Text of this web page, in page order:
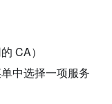
CA）
中选择一项服务